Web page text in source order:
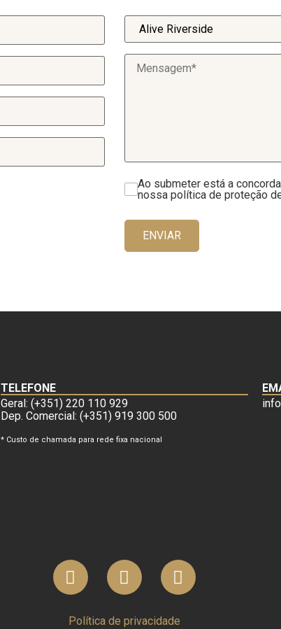
Ao submeter está a
nossa política de proteção
ENVIAR
TELEFONE
Geral: (+351) 220 110 929
Dep. Comercial: (+351) 919 300 500
* Custo de chamada para rede fixa nacional
Política de privacidade